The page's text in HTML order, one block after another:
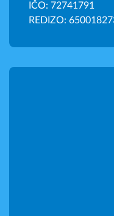
IČO: 72741791
REDIZO: